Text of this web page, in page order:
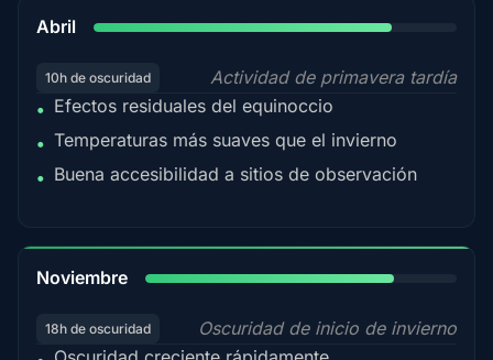
Abril
10h de oscuridad
Actividad de primavera tardía
• Efectos residuales del equinoccio
• Temperaturas más suaves que el invierno
• Buena accesibilidad a sitios de observación
Noviembre
18h de oscuridad
Oscuridad de inicio de invierno